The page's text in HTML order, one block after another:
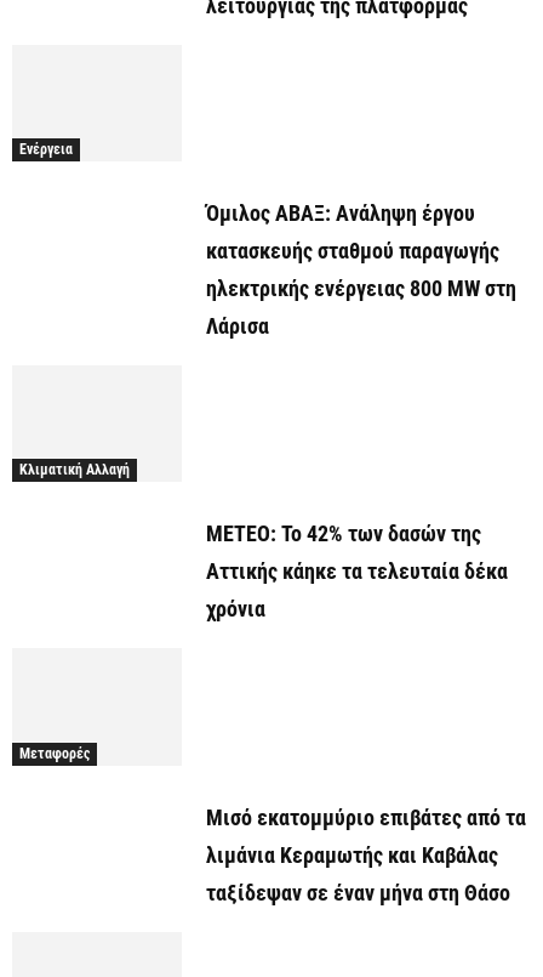
λειτουργίας της πλατφόρμας
Ενέργεια
Όμιλος ΑΒΑΞ: Ανάληψη έργου
κατασκευής σταθμού παραγωγής
ηλεκτρικής ενέργειας 800 ΜW στη
Λάρισα
Κλιματική Αλλαγή
ΜΕΤΕΟ: Το 42% των δασών της
Αττικής κάηκε τα τελευταία δέκα
χρόνια
Μεταφορές
Μισό εκατομμύριο επιβάτες από τα
λιμάνια Κεραμωτής και Καβάλας
ταξίδεψαν σε έναν μήνα στη Θάσο